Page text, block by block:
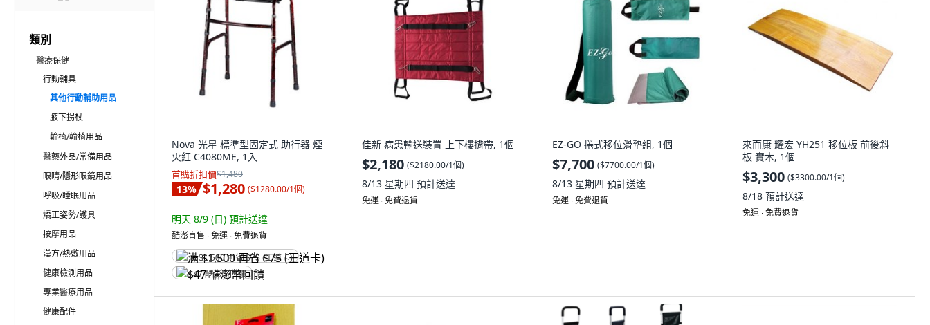
類別
醫療保健
行動輔具
其他行動輔助用品
腋下拐杖
輪椅/輪椅用品
醫藥外品/常備用品
眼睛/隱形眼鏡用品
呼吸/睡眠用品
矯正姿勢/護具
按摩用品
漢方/熱敷用品
健康檢測用品
專業醫療用品
健康配件
Nova 光星 標準型固定式 助行器 煙
火紅 C4080ME, 1入
首購折扣價$1,480
13% $1,280 ($1280.00/1個)
明天 8/9 (日) 預計送達
酷澎直售 ∙ 免運 ∙ 免費退貨
满 $1,500 再省 $75 (王道卡)
$47 酷澎幣回饋
佳新 病患輸送裝置 上下樓揹帶, 1個
$2,180 ($2180.00/1個)
8/13 星期四 預計送達
免運 ∙ 免費退貨
EZ-GO 捲式移位滑墊組, 1個
$7,700 ($7700.00/1個)
8/13 星期四 預計送達
免運 ∙ 免費退貨
來而康 耀宏 YH251 移位板 前後斜
板 實木, 1個
$3,300 ($3300.00/1個)
8/18 預計送達
免運 ∙ 免費退貨